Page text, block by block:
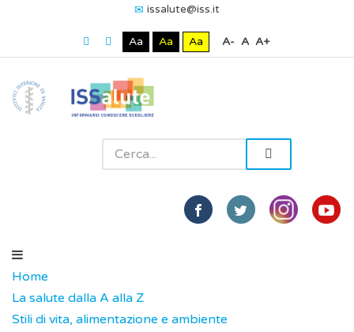
issalute@iss.it
Aa Aa Aa A- A A+
Home
La salute dalla A alla Z
Stili di vita, alimentazione e ambiente